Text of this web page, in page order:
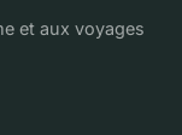
et aux voyages